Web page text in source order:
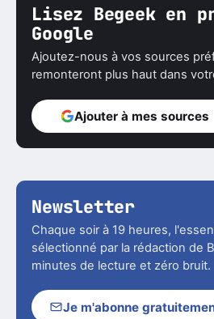
Lisez Begeek en
Google
Ajoutez-nous à vos sources
remonteront plus haut dans
Ajouter à mes sources
Newsletter
Chaque soir à 19 heures,
sélectionné par la rédaction de
minutes de lecture et zéro bruit.
Je m'abonne